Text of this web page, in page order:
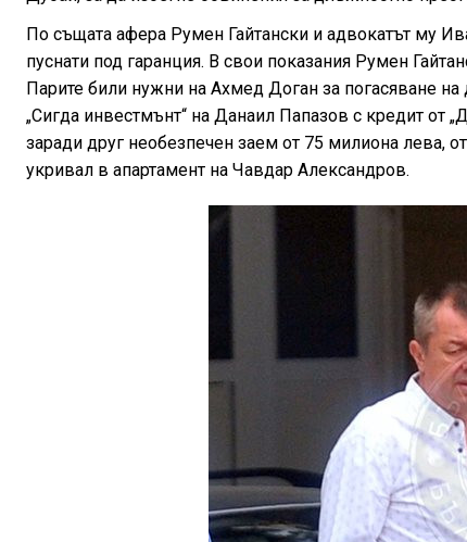
По същата афера Румен Гайтански и адвокатът му
пуснати под гаранция. В свои показания Румен
Парите били нужни на Ахмед Доган за погасяване
„Сигда инвестмънт“ на Данаил Папазов с кредит
заради друг необезпечен заем от 75 милиона лева,
укривал в апартамент на Чавдар Александров.